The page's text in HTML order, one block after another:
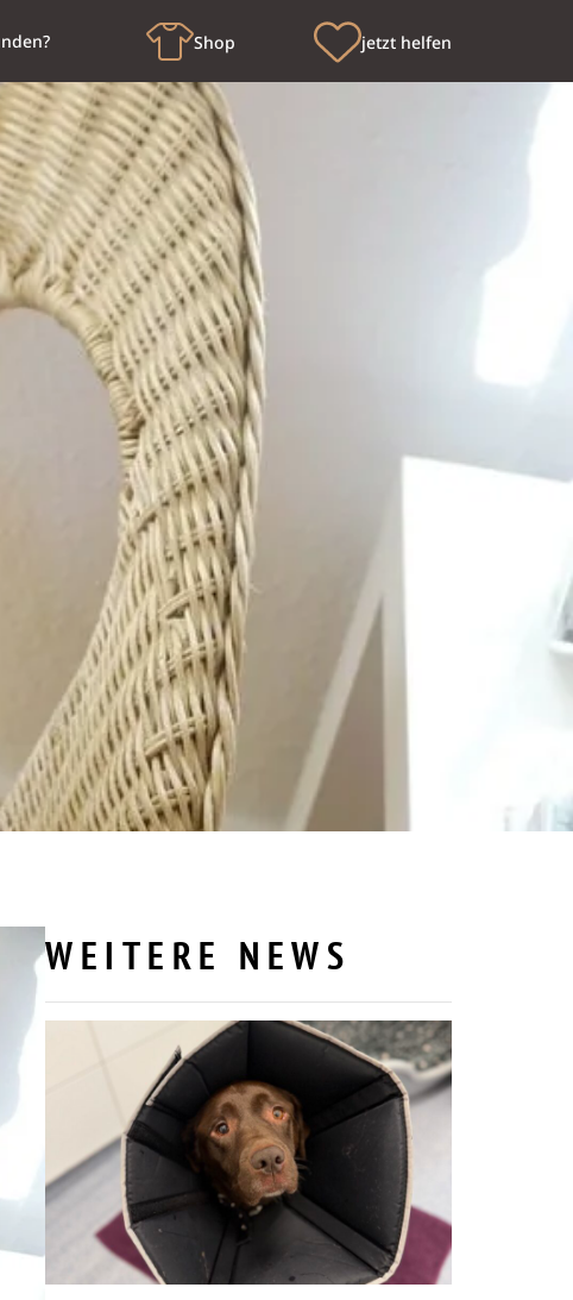
Shop jetzt helfen
WEITERE NEWS